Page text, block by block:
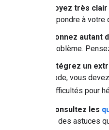
Soyez très clair
répondre à
Donnez autant
problème.
Intégrez un
code, vous
difficultés pour
Consultez les
et des astuces